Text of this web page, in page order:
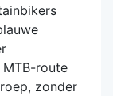
route
zonder